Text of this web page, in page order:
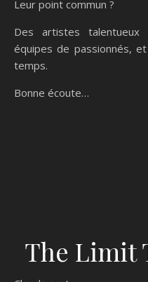
Leur point commun ?
Des artistes
équipes de passionnés,
temps.
Bonne écoute…
The Limit